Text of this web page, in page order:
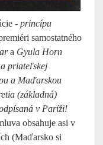
- princípu
samostatného
a Gyula Horn
priateľskej
a Maďarskou
(základná)
v Paríži!
obsahuje asi v
(Maďarsko si